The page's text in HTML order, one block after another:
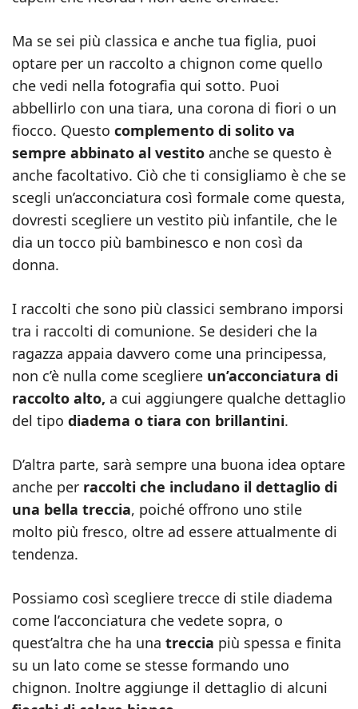
Ma se sei più classica e anche tua figlia, puoi
optare per un raccolto a chignon come quello
che vedi nella fotografia qui sotto. Puoi
abbellirlo con una tiara, una corona di fiori o un
fiocco. Questo complemento di solito va
sempre abbinato al vestito anche se questo è
anche facoltativo. Ciò che ti consigliamo è che se
scegli un’acconciatura così formale come questa,
dovresti scegliere un vestito più infantile, che le
dia un tocco più bambinesco e non così da
donna.
I raccolti che sono più classici sembrano imporsi
tra i raccolti di comunione. Se desideri che la
ragazza appaia davvero come una principessa,
non c’è nulla come scegliere un’acconciatura di
raccolto alto, a cui aggiungere qualche dettaglio
del tipo diadema o tiara con brillantini.
D’altra parte, sarà sempre una buona idea optare
anche per raccolti che includano il dettaglio di
una bella treccia, poiché offrono uno stile
molto più fresco, oltre ad essere attualmente di
tendenza.
Possiamo così scegliere trecce di stile diadema
come l’acconciatura che vedete sopra, o
quest’altra che ha una treccia più spessa e finita
su un lato come se stesse formando uno
chignon. Inoltre aggiunge il dettaglio di alcuni